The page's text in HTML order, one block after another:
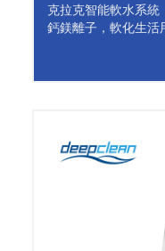
克拉克智能軟水系統
鈣鎂離子，軟化生活